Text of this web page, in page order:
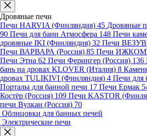
Дровяные печи
Печи HARVIA (Финляндия) 45 Дровяные
90 Печи для бани Атмосфера 148 Печи
дровяные IKI (Финляндия) 32 Печи
Печи ВАРВАРА (Россия) 85 Печи
Печи Этна 62 Печи Ферингер (Россия) 136
бань на дровах KLOVER (Италия) 8
дровах TULIKIVI (Финляндия) 4 Печи для
Порталы для банной печи 17 Печи Ермак
Костёр (Россия) 109 Печи KASTOR
печи Вулкан (Россия) 70
Облицовки для банных печей
Электрические печи